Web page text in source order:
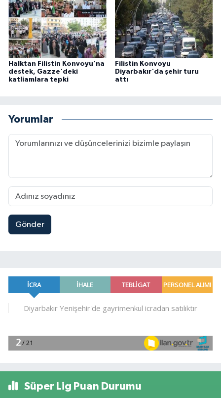
Halktan Filistin Konvoyu'na
destek, Gazze'deki
katliamlara tepki
Filistin Konvoyu
Diyarbakır'da şehir turu
attı
Yorumlar
Gönder
Süper Lig Puan Durumu